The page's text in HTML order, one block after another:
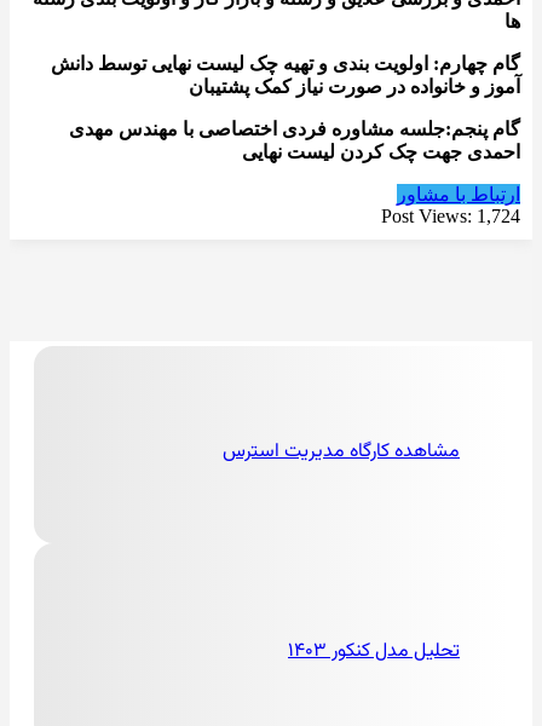
ها
گام چهارم: اولویت بندی و تهیه چک لیست نهایی توسط دانش
آموز و خانواده در صورت نیاز کمک پشتیبان
گام پنجم:جلسه مشاوره فردی اختصاصی با مهندس مهدی
احمدی جهت چک کردن لیست نهایی
ارتباط با مشاور
Post Views: 1,724
مشاهده کارگاه مدیریت استرس
تحلیل مدل کنکور ۱۴۰۳